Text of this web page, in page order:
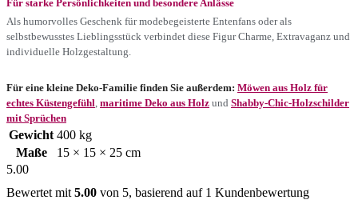
Für starke Persönlichkeiten und besondere Anlässe
Als humorvolles Geschenk für modebegeisterte Entenfans oder als
selbstbewusstes Lieblingsstück verbindet diese Figur Charme, Extravaganz und
individuelle Holzgestaltung.
Für eine kleine Deko-Familie finden Sie außerdem: Möwen aus Holz für
echtes Küstengefühl maritime Deko aus Holz und Shabby-Chic-Holzschilder
mit Sprüchen
Gewicht 400 kg
Maße
15 × 15 × 25 cm
5.00
Bewertet mit 5.00 von 5, basierend auf 1 Kundenbewertung